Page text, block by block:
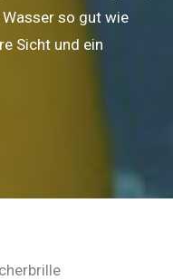
so gut wie
Sicht und ein